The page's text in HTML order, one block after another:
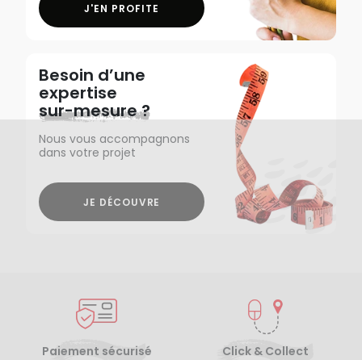
J'EN PROFITE
Besoin d’une
expertise
sur-mesure ?
Nous vous accompagnons
dans votre projet
JE DÉCOUVRE
Paiement sécurisé
Click & Collect